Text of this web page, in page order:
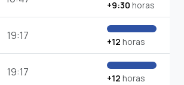
+9:30 horas
19:17 +12 horas
19:17 +12 horas